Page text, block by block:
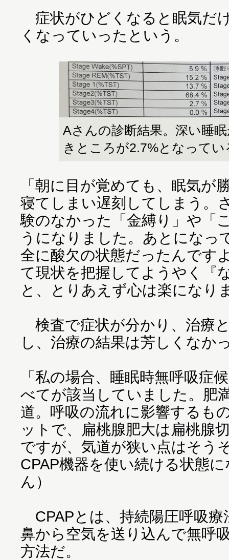
症状がひどくなると眠気だ
くなっていったという。
Aさんの診断結果。深い睡
きところが2.7%となってい
「朝に目が覚めても、眠気が
寝てしまい遅刻してしまう。
験のなかった「金縛り」や「
うになりました。あとになっ
全に酸欠の状態だったんで
て現状を把握してようやく『
と、とりあえず心は楽になり
検査で症状が分かり、治療
し、治療の結果は芳しくなか
「私の場合、睡眠時無呼吸症
べてが該当していました。肥
道。呼吸の流れに影響するも
ットで、扁桃腺肥大は扁桃腺
ですが、気道が狭い点はそう
CPAP機器を使い続ける状態
ん）
CPAPとは、持続陽圧呼吸療
鼻から空気を送り込んで無呼
方法だ。